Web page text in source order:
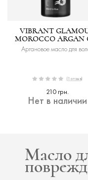
VIBRANT
MOROCCO ARGAN
Аргановое масло для
(1 отзыв)
210 грн.
Нет в наличии
Масло